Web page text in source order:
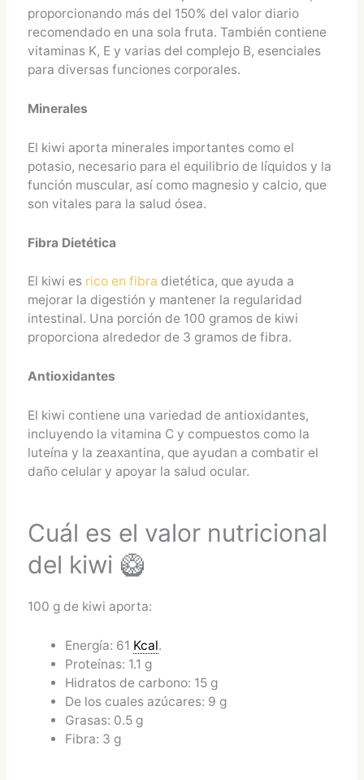
proporcionando más del 150% del valor diario
recomendado en una sola fruta. También contiene
vitaminas K, E y varias del complejo B, esenciales
para diversas funciones corporales.
Minerales
El kiwi aporta minerales importantes como el
potasio, necesario para el equilibrio de líquidos y la
función muscular, así como magnesio y calcio, que
son vitales para la salud ósea.
Fibra Dietética
El kiwi es rico en fibra dietética, que ayuda a
mejorar la digestión y mantener la regularidad
intestinal. Una porción de 100 gramos de kiwi
proporciona alrededor de 3 gramos de fibra.
Antioxidantes
El kiwi contiene una variedad de antioxidantes,
incluyendo la vitamina C y compuestos como la
luteína y la zeaxantina, que ayudan a combatir el
daño celular y apoyar la salud ocular.
Cuál es el valor nutricional
del kiwi 🥝
100 g de kiwi aporta:
Energía: 61 Kcal.
Proteínas: 1.1 g
Hidratos de carbono: 15 g
De los cuales azúcares: 9 g
Grasas: 0.5 g
Fibra: 3 g